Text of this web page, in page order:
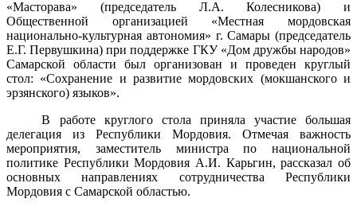
«Масторава» (председатель Л.А. Колесникова) и
Общественной организацией «Местная мордовская
национально-культурная автономия» г. Самары (председатель
Е.Г. Первушкина) при поддержке ГКУ «Дом дружбы народов»
Самарской области был организован и проведен круглый
стол: «Сохранение и развитие мордовских (мокшанского и
эрзянского) языков».
В работе круглого стола приняла участие большая
делегация из Республики Мордовия. Отмечая важность
мероприятия, заместитель министра по национальной
политике Республики Мордовия А.И. Карьгин, рассказал об
основных направлениях сотрудничества Республики
Мордовия с Самарской областью.